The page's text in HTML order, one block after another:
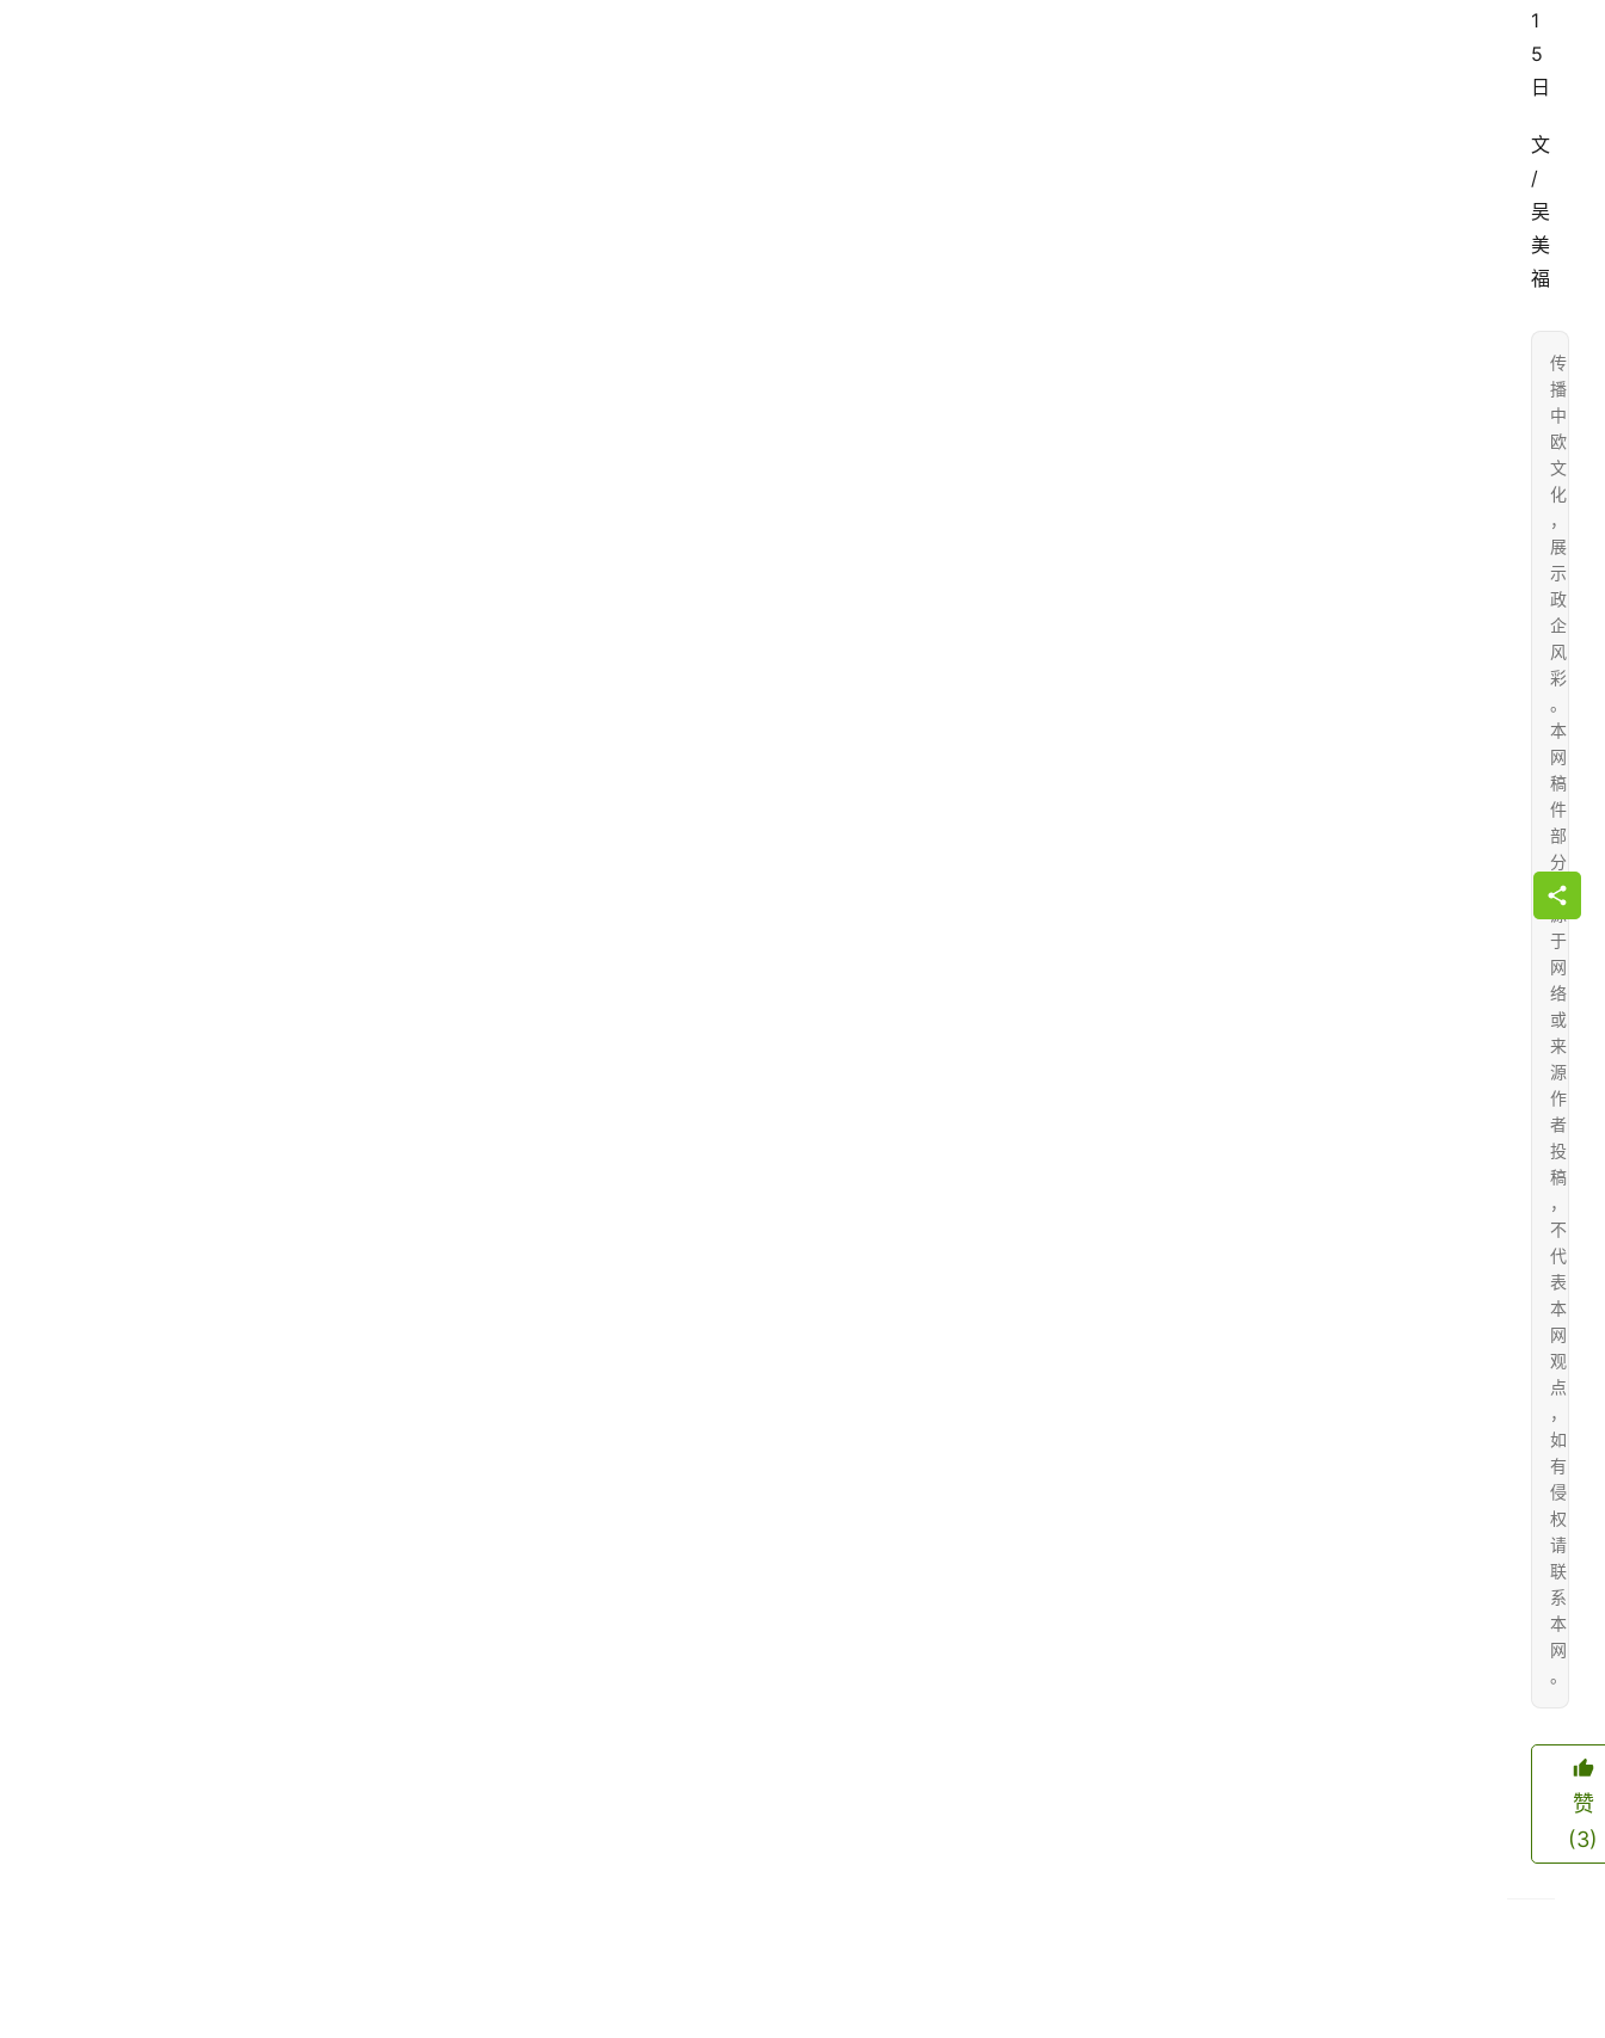
1
5
日
文
/
吴
美
福
传
播
中
欧
文
化
，
展
示
政
企
风
彩
。
本
网
稿
件
部
分
来
于
网
络
或
来
源
作
者
投
稿
，
不
代
表
本
网
观
点
，
如
有
侵
权
请
联
系
本
网
。
赞
(3)